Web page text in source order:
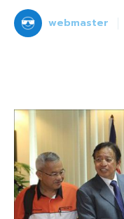
webmaster